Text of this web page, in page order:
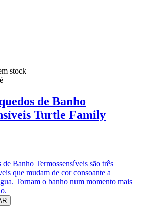
stock
de Banho
Turtle Family
Banho Termossensíveis são três
que mudam de cor consoante a
Tornam o banho num momento mais